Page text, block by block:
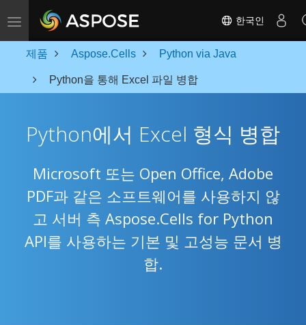
Toggle navigation 한국인
제품 Aspose.Cells Python via Java
Python을 통해 Excel 파일 병합
Python에서 Excel 형식 병합
Microsoft 또는 Open Office, Adobe
PDF과 같은 소프트웨어를 사용하지 않
고 서버 측 Aspose.Cells for Python
API를 사용하는 기본 및 고성능 문서 병
합.